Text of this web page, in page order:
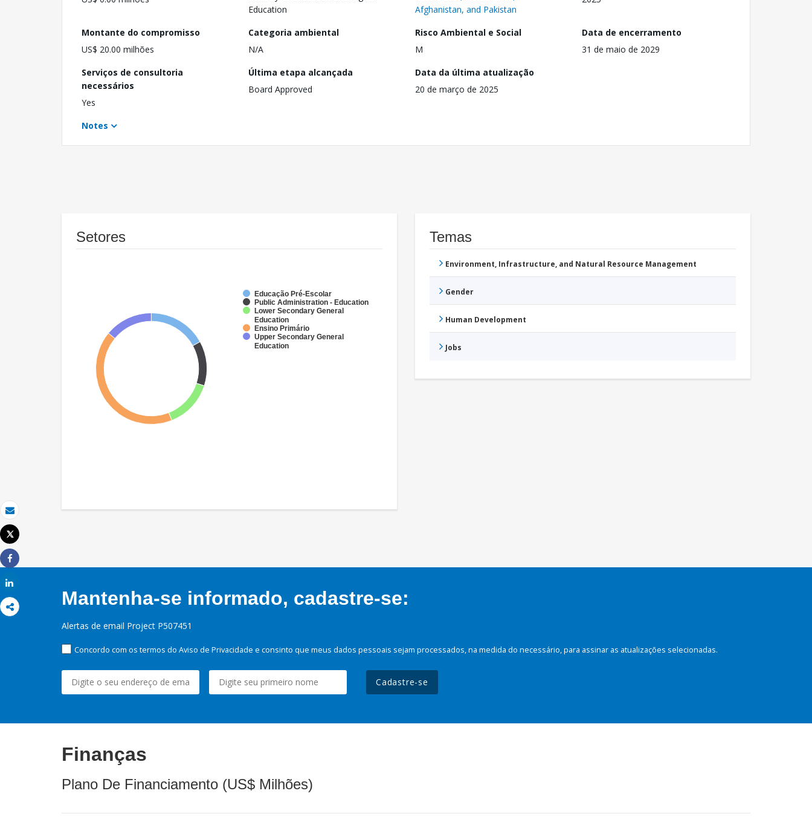
Email
Imprimir
Tweet
Share
Education
Afghanistan, and Pakistan
Montante do compromisso
US$ 20.00 milhões
Categoria ambiental
N/A
Risco Ambiental e Social
M
Data de encerramento
31 de maio de 2029
Serviços de consultoria
necessários
Yes
Última etapa alcançada
Board Approved
Data da última atualização
20 de março de 2025
Notes
Setores
Educação Pré-Escolar
Public Administration - Education
Lower Secondary General
Education
Ensino Primário
Upper Secondary General
Education
Temas
Environment, Infrastructure, and Natural Resource Management
Gender
Human Development
Jobs
Mantenha-se informado, cadastre-se:
Alertas de email Project P507451
Concordo com os termos do Aviso de Privacidade e consinto que meus dados pessoais sejam processados, na medida do necessário, para assinar as atualizações selecionadas.
Cadastre-se
Finanças
Plano De Financiamento (US$ Milhões)